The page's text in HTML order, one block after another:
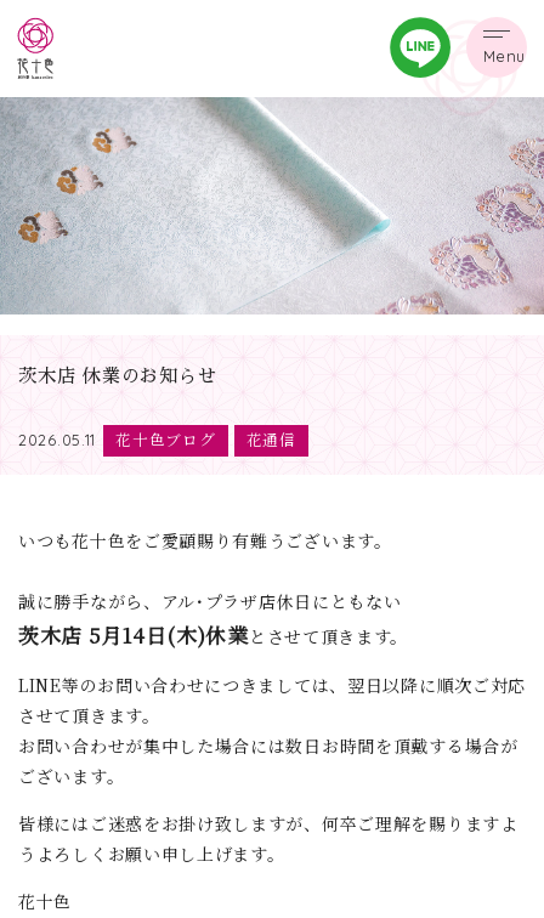
Menu
茨木店 休業のお知らせ
2026.05.11 花十色ブログ 花通信
いつも花十色をご愛顧賜り有難うございます。
誠に勝手ながら、アル･プラザ店休日にともない
茨木店 5月14日(木)休業とさせて頂きます。
LINE等のお問い合わせにつきましては、翌日以降に順次ご対応
させて頂きます。
お問い合わせが集中した場合には数日お時間を頂戴する場合が
ございます。
皆様にはご迷惑をお掛け致しますが、何卒ご理解を賜りますよ
うよろしくお願い申し上げます。
花十色